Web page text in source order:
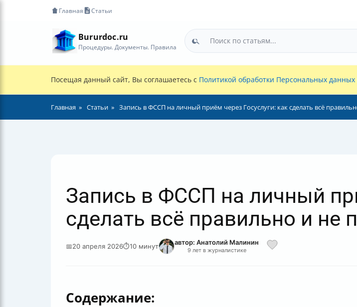
Главная Статьи
Bururdoc.ru
Процедуры. Документы. Правила
Посещая данный сайт, Вы соглашаетесь с Политикой обработки Персональных данных
Главная Статьи Запись в ФССП на личный приём через Госуслуги: как сделать всё
Запись в ФССП на личный
сделать всё правильно и не
📅20 апреля 2026⏱10 минут автор: Анатолий Малинин
9 лет в журналистике
Содержание: